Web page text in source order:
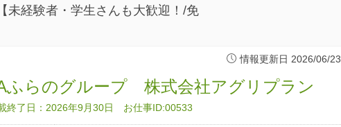
経験者・学生さんも大歓迎！/免
情報更新日 2026/06/23
ふらのグループ 株式会社アグリプラン
終了日：2026年9月30日 お仕事ID:00533